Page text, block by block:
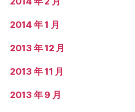
2014 年 1 月
2013 年 12 月
2013 年 11 月
2013 年 9 月